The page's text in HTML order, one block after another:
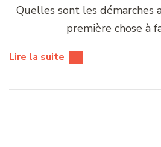
Quelles sont les démarches
première chose à
Lire la suite